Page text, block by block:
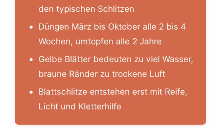
den typischen Schlitzen
Düngen März bis Oktober alle 2 bis 4
Wochen, umtopfen alle 2 Jahre
Gelbe Blätter bedeuten zu viel Wasser,
braune Ränder zu trockene Luft
Blattschlitze entstehen erst mit Reife,
Licht und Kletterhilfe